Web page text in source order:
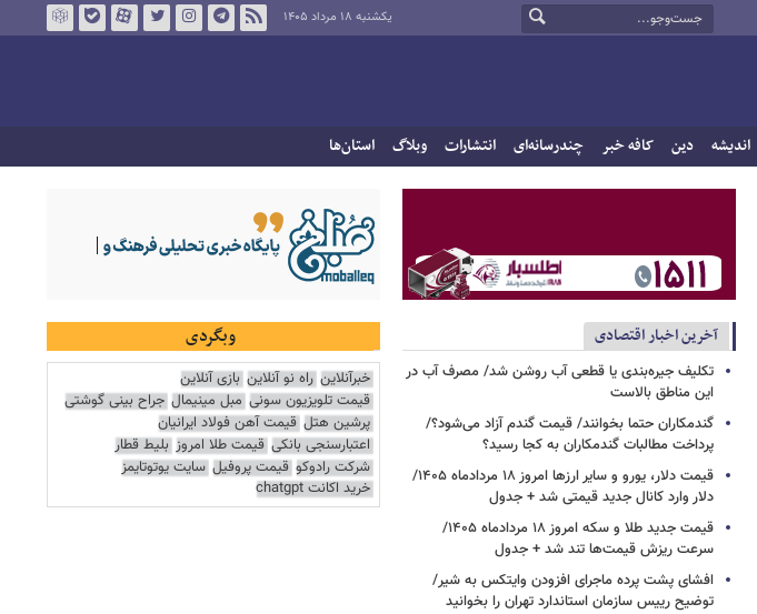
یکشنبه ۱۸ مرداد ۱۴۰۵
اندیشه دین کافه خبر چندرسانه‌ای انتشارات وبلاگ استان‌ها
آخرین اخبار اقتصادی
تکلیف جیره‌بندی یا قطعی آب روشن شد/ مصرف آب در
این مناطق بالاست
گندمکاران حتما بخوانند/ قیمت گندم آزاد می‌شود؟/
پرداخت مطالبات گندمکاران به کجا رسید؟
قیمت دلار، یورو و سایر ارزها امروز ۱۸ مردادماه ۱۴۰۵/
دلار وارد کانال جدید قیمتی شد + جدول
قیمت جدید طلا و سکه امروز ۱۸ مردادماه ۱۴۰۵/
سرعت ریزش قیمت‌ها تند شد + جدول
افشای پشت پرده ماجرای افزودن وایتکس به شیر/
توضیح رییس سازمان استاندارد تهران را بخوانید
وبگردی
خبرآنلاین راه نو آنلاین بازی آنلاین
قیمت تلویزیون سونی مبل مینیمال جراح بینی گوشتی
پرشین هتل قیمت آهن فولاد ایرانیان
اعتبارسنجی بانکی قیمت طلا امروز بلیط قطار
شرکت رادوکو قیمت پروفیل سایت یوتوتایمز
خرید اکانت chatgpt